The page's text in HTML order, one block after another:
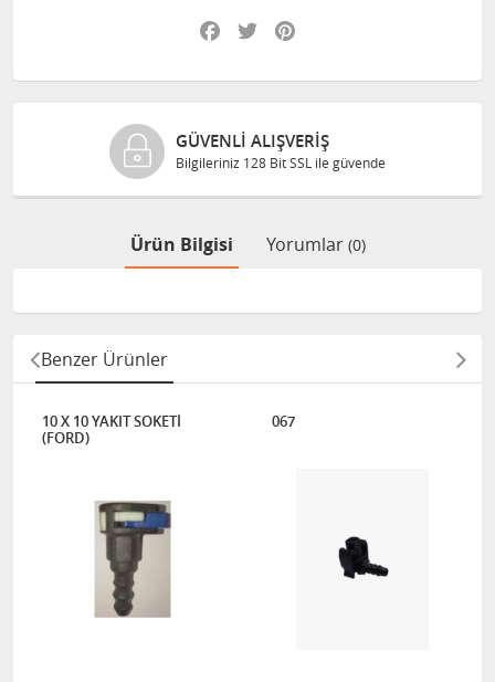
Facebook
Twitter
GÜVENLI ALIŞVERIŞ
Bilgileriniz 128 Bit SSL ile güvende
Ürün Bilgisi Yorumlar (0)
Benzer Ürünler
10 X 10 YAKIT SOKETİ
(FORD)
067